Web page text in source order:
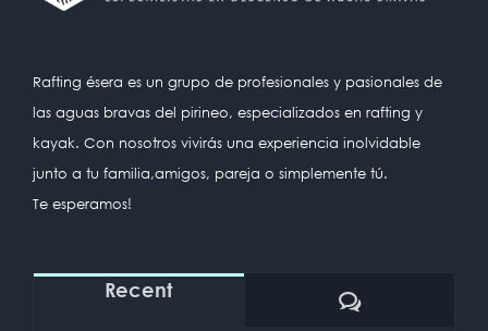
Rafting ésera es un grupo de profesionales y pasionales de
las aguas bravas del pirineo, especializados en rafting y
kayak. Con nosotros vivirás una experiencia inolvidable
junto a tu familia,amigos, pareja o simplemente tú.
Te esperamos!
Recent Comentarios